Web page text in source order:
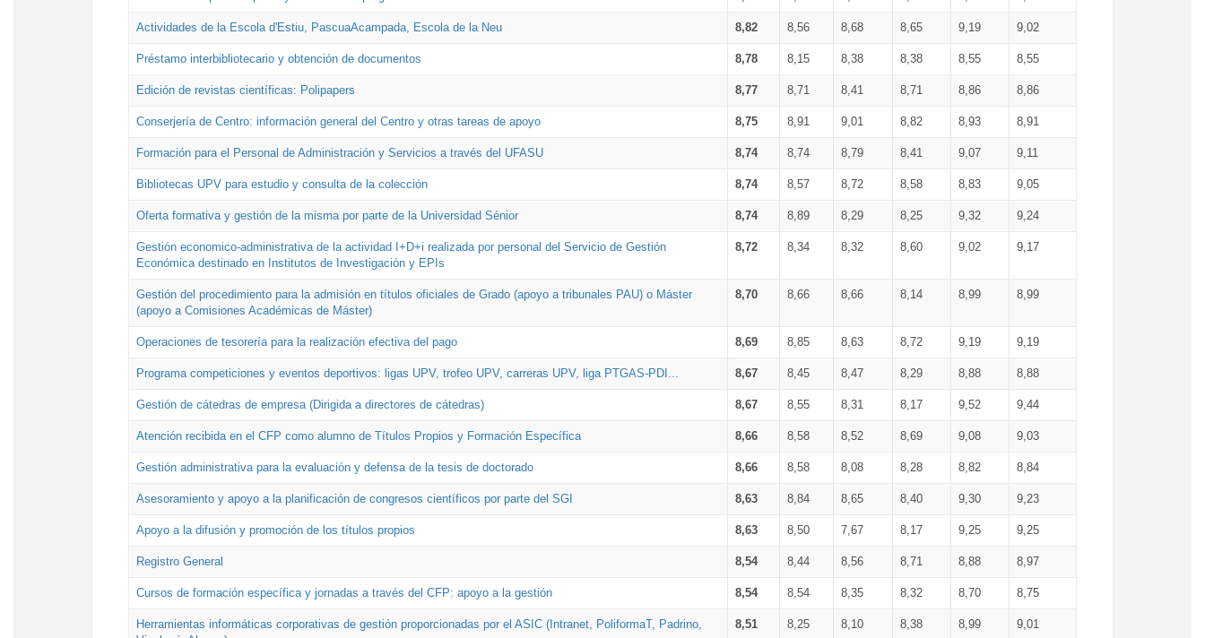
Actividades de la Escola d'Estiu, PascuaAcampada, Escola de la Neu 8,82 8,56 8,68 8,65 9,19 9,02
Préstamo interbibliotecario y obtención de documentos 8,78 8,15 8,38 8,38 8,55 8,55
Edición de revistas científicas: Polipapers 8,77 8,71 8,41 8,71 8,86 8,86
Conserjería de Centro: información general del Centro y otras tareas de apoyo 8,75 8,91 9,01 8,82 8,93 8,91
Formación para el Personal de Administración y Servicios a través del UFASU 8,74 8,74 8,79 8,41 9,07 9,11
Bibliotecas UPV para estudio y consulta de la colección 8,74 8,57 8,72 8,58 8,83 9,05
Oferta formativa y gestión de la misma por parte de la Universidad Sénior 8,74 8,89 8,29 8,25 9,32 9,24
Gestión economico-administrativa de la actividad I+D+i realizada por personal del Servicio de Gestión
Económica destinado en Institutos de Investigación y EPIs
8,72 8,34 8,32 8,60 9,02 9,17
Gestión del procedimiento para la admisión en títulos oficiales de Grado (apoyo a tribunales PAU) o Máster
(apoyo a Comisiones Académicas de Máster)
8,70 8,66 8,66 8,14 8,99 8,99
Operaciones de tesorería para la realización efectiva del pago 8,69 8,85 8,63 8,72 9,19 9,19
Programa competiciones y eventos deportivos: ligas UPV, trofeo UPV, carreras UPV, liga PTGAS-PDI... 8,67 8,45 8,47 8,29 8,88 8,88
Gestión de cátedras de empresa (Dirigida a directores de cátedras) 8,67 8,55 8,31 8,17 9,52 9,44
Atención recibida en el CFP como alumno de Títulos Propios y Formación Específica 8,66 8,58 8,52 8,69 9,08 9,03
Gestión administrativa para la evaluación y defensa de la tesis de doctorado 8,66 8,58 8,08 8,28 8,82 8,84
Asesoramiento y apoyo a la planificación de congresos científicos por parte del SGI 8,63 8,84 8,65 8,40 9,30 9,23
Apoyo a la difusión y promoción de los títulos propios 8,63 8,50 7,67 8,17 9,25 9,25
Registro General 8,54 8,44 8,56 8,71 8,88 8,97
Cursos de formación específica y jornadas a través del CFP: apoyo a la gestión 8,54 8,54 8,35 8,32 8,70 8,75
Herramientas informáticas corporativas de gestión proporcionadas por el ASIC (Intranet, PoliformaT, Padrino,
8,51 8,25 8,10 8,38 8,99 9,01